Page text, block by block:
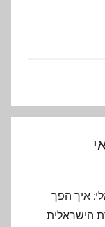
איך הפך
הישראלית